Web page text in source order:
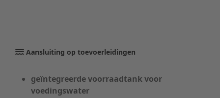
Aansluiting op toevoerleidingen
geïntegreerde voorraadtank voor
voedingswater